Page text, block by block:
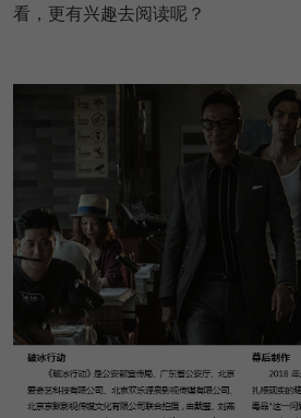
看，更有兴趣去阅读呢？